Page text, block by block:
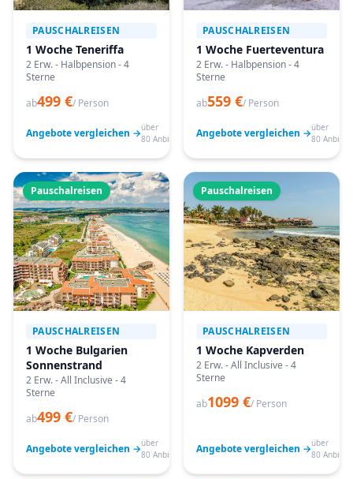
PAUSCHALREISEN
1 Woche Teneriffa
2 Erw. - Halbpension - 4
Sterne
ab499 €/ Person
Angebote vergleichen →über
80 Anbieter
PAUSCHALREISEN
1 Woche Fuerteventura
2 Erw. - Halbpension - 4
Sterne
ab559 €/ Person
Angebote vergleichen →über
80
Pauschalreisen
PAUSCHALREISEN
1 Woche Bulgarien
Sonnenstrand
2 Erw. - All Inclusive - 4
Sterne
ab499 €/ Person
Angebote vergleichen →über
80 Anbieter
Pauschalreisen
PAUSCHALREISEN
1 Woche Kapverden
2 Erw. - All Inclusive - 4
Sterne
ab1099 €/ Person
Angebote vergleichen →über
80